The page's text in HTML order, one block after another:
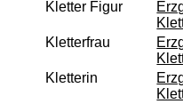
Küchenzubehör aus
Holz Kochlöffel
Kletter Figur
Kletterfrau
Kletterin